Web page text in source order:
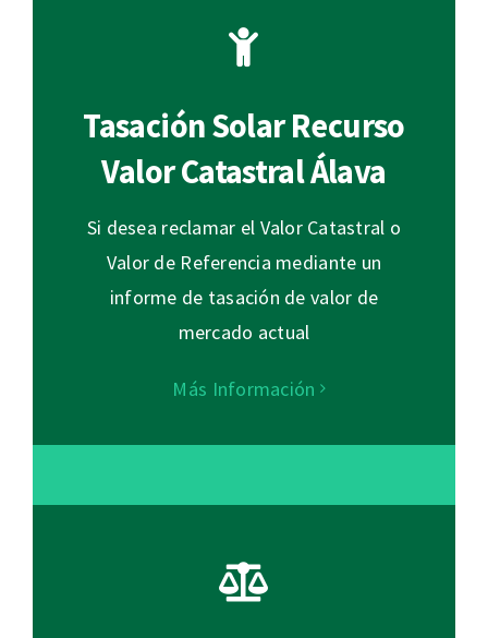
Tasación Solar Recurso
Valor Catastral Álava
Si desea reclamar el Valor Catastral o
Valor de Referencia mediante un
informe de tasación de valor de
mercado actual
Más Información